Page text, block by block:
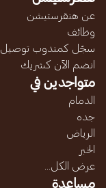
عن هنقرستيشن
وظائف
سجّل كمندوب توصيل
انضم الآن كشريك
متواجدين في
الدمام
جده
الرياض
الخبر
عرض الكل...
مساعدة